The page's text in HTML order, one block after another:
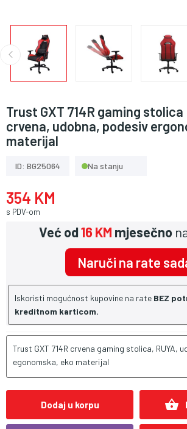
Trust GXT 714R gaming stolica
crvena, udobna, podesiv
materijal
ID: BG25064 Na stanju
354 KM
s PDV-om
Već od16 KM mjesečno
Naruči na rate
Iskoristi mogućnost kupovine na rate BEZ
kreditnom karticom.
Trust GXT 714R crvena gaming stolica, RUYA,
egonomska, eko materijal
Dodaj u korpu shopping_basket